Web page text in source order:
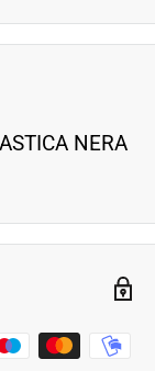
NERA